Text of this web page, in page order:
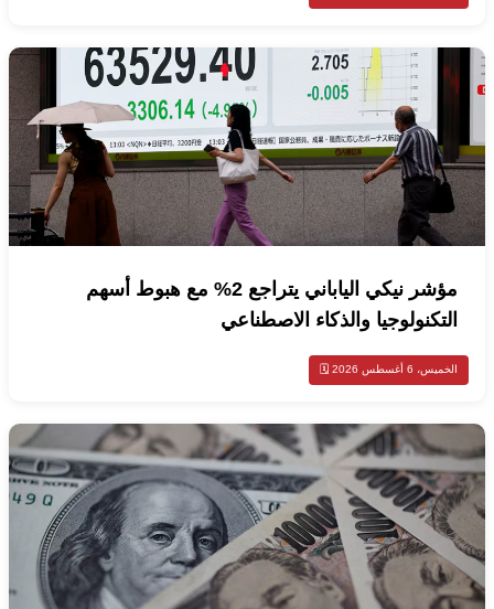
مؤشر نيكي الياباني يتراجع 2% مع هبوط أسهم
التكنولوجيا والذكاء الاصطناعي
الخميس، 6 أغسطس 2026 🗓️